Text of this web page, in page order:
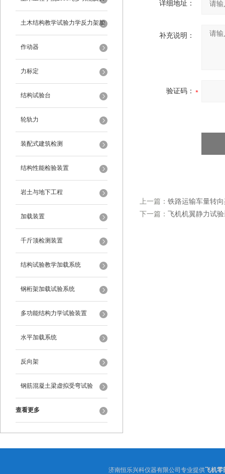
架
土木结构教学试验力学反力架加
载装置
作动器
力标定
结构试验台
轮轨力
装配式建筑检测
结构性能检验装置
岩土与地下工程
加载装置
千斤顶检测装置
结构试验教学加载系统
钢桁架加载试验系统
多功能结构力学试验装置
水平加载系统
反向架
钢筋混凝土梁虚拟受弯试验
查看更多
详细地址：
补充说明：
验证码：
上一篇： 铁路运输车量转
下一篇：
飞机机翼静力试
济南恒乐兴科仪器有限公司专业提供飞机零